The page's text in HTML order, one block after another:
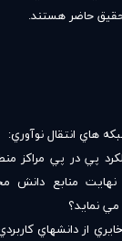
حاضر هستند.
هاي انتقال نوآوري:
پي در پي مراکز
منابع دانش
نمايد؟
از دانشهاي